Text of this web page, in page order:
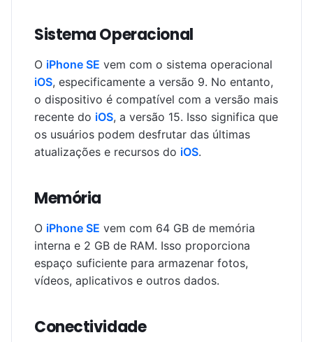
Sistema Operacional
O iPhone SE vem com o sistema operacional
iOS, especificamente a versão 9. No entanto,
o dispositivo é compatível com a versão mais
recente do iOS, a versão 15. Isso significa que
os usuários podem desfrutar das últimas
atualizações e recursos do iOS.
Memória
O iPhone SE vem com 64 GB de memória
interna e 2 GB de RAM. Isso proporciona
espaço suficiente para armazenar fotos,
vídeos, aplicativos e outros dados.
Conectividade